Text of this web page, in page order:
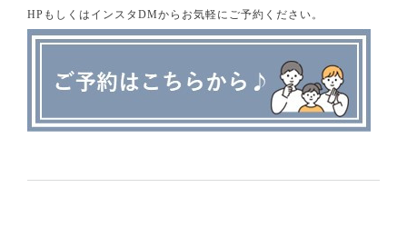
HP もしくはインスタDMからお気軽にご予約ください。